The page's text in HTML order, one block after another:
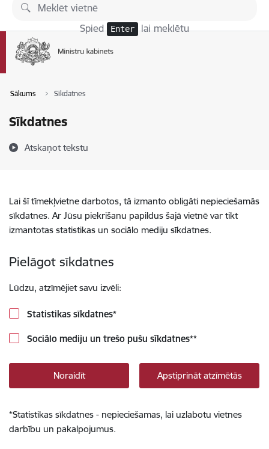
Pāriet uz lapas saturu
Spied Enter lai meklētu
Sākums Sīkdatnes
Sīkdatnes
Atskaņot tekstu
Lai šī tīmekļvietne darbotos, tā izmanto obligāti nepieciešamās
sīkdatnes. Ar Jūsu piekrišanu papildus šajā vietnē var tikt
izmantotas statistikas un sociālo mediju sīkdatnes.
Pielāgot sīkdatnes
Lūdzu, atzīmējiet savu izvēli:
Statistikas sīkdatnes*
Sociālo mediju un trešo pušu sīkdatnes**
Noraidīt Apstiprināt atzīmētās
*Statistikas sīkdatnes - nepieciešamas, lai uzlabotu vietnes
darbību un pakalpojumus.